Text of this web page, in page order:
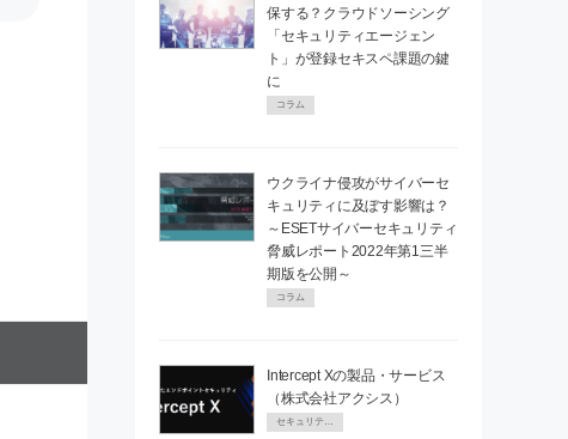
保する？クラウドソーシング
「セキュリティエージェン
ト」が登録セキスペ課題の鍵
に
コラム
ウクライナ侵攻がサイバーセ
キュリティに及ぼす影響は？
～ESETサイバーセキュリティ
脅威レポート2022年第1三半
期版を公開～
コラム
Intercept Xの製品・サービス
（株式会社アクシス）
セキュリティPR